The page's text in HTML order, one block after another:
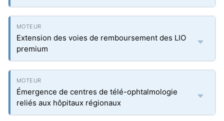
Extension des voies de remboursement des LIO
premium
Émergence de centres de télé-ophtalmologie
reliés aux hôpitaux régionaux